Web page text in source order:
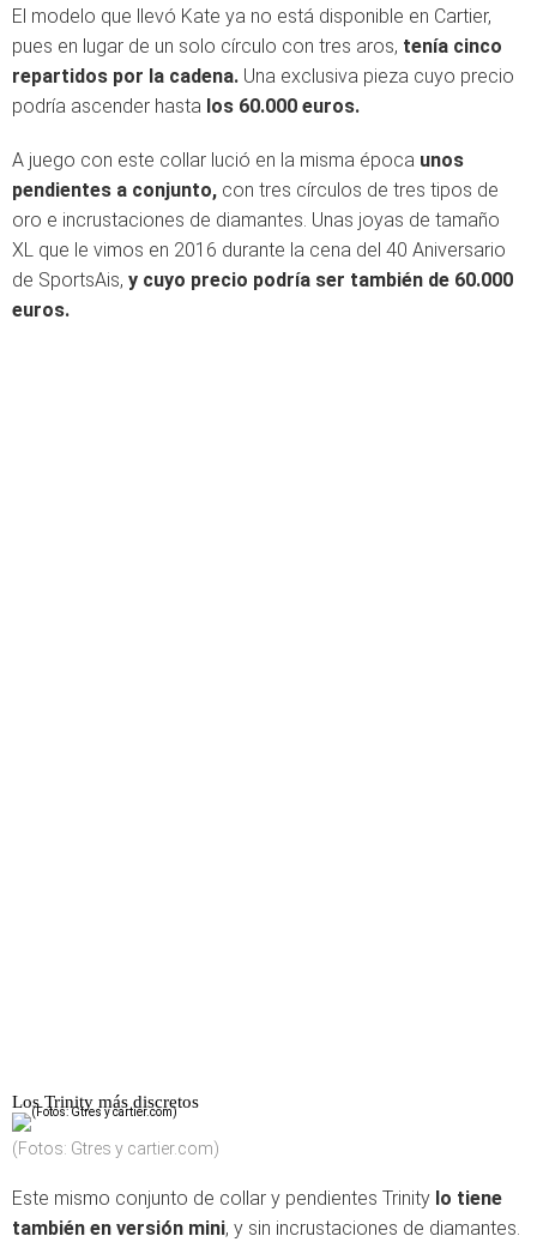
El modelo que llevó Kate ya no está disponible en Cartier,
pues en lugar de un solo círculo con tres aros, tenía cinco
repartidos por la cadena. Una exclusiva pieza cuyo precio
podría ascender hasta los 60.000 euros.
A juego con este collar lució en la misma época unos
pendientes a conjunto, con tres círculos de tres tipos de
oro e incrustaciones de diamantes. Unas joyas de tamaño
XL que le vimos en 2016 durante la cena del 40 Aniversario
de SportsAis, y cuyo precio podría ser también de 60.000
euros.
Los Trinity más discretos
(Fotos: Gtres y cartier.com)
Este mismo conjunto de collar y pendientes Trinity lo tiene
también en versión mini, y sin incrustaciones de diamantes.